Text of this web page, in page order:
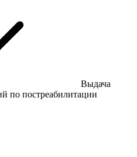
Выдача
по постреабилитации